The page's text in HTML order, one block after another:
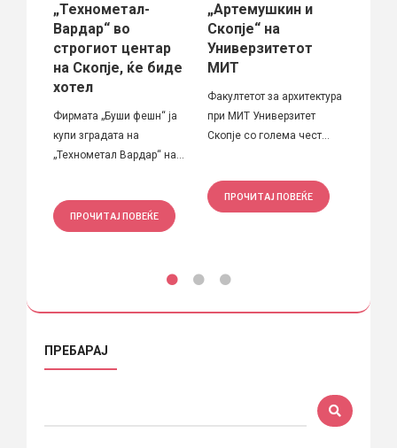
„Технометал-
Вардар“ во
строгиот центар
на Скопје, ќе биде
хотел
Фирмата „Буши фешн“ ја
купи зградата на
„Технометал Вардар“ на...
ПРОЧИТАЈ ПОВЕЌЕ
„Артемушкин и
Скопје“ на
Универзитетoт
МИТ
Факултетот за архитектура
при МИТ Универзитет
Скопје со голема чест...
ПРОЧИТАЈ ПОВЕЌЕ
ПРЕБАРАЈ